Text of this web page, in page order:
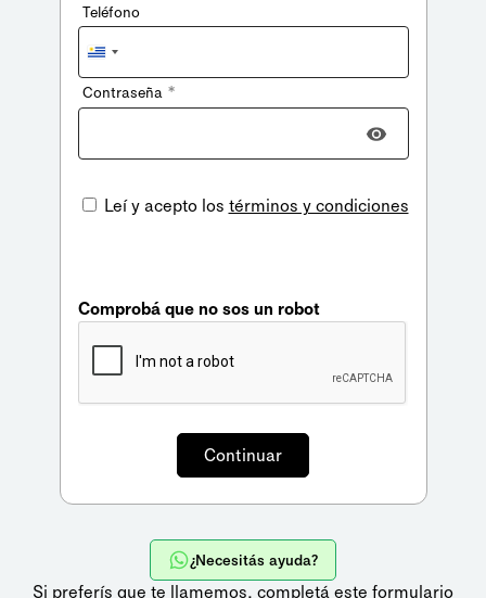
Teléfono
Uruguay
+598
Contraseña *
Leí y acepto los términos y condiciones
Comprobá que no sos un robot
¿Necesitás ayuda?
Si preferís que te llamemos, completá este formulario